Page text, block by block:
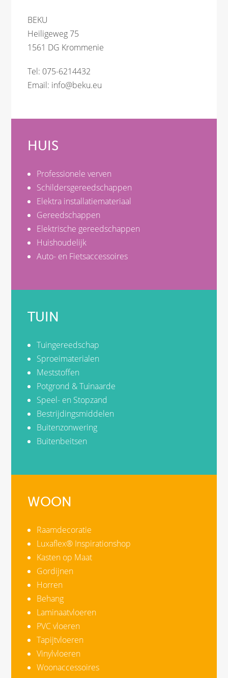
BEKU
Heiligeweg 75
1561 DG Krommenie
Tel: 075-6214432
Email: info@beku.eu
HUIS
Professionele verven
Schildersgereedschappen
Elektra installatiemateriaal
Gereedschappen
Elektrische gereedschappen
Huishoudelijk
Auto- en Fietsaccessoires
TUIN
Tuingereedschap
Sproeimaterialen
Meststoffen
Potgrond & Tuinaarde
Speel- en Stopzand
Bestrijdingsmiddelen
Buitenzonwering
Buitenbeitsen
WOON
Raamdecoratie
Luxaflex® Inspirationshop
Kasten op Maat
Gordijnen
Horren
Behang
Laminaatvloeren
PVC vloeren
Tapijtvloeren
Vinylvloeren
Woonaccessoires